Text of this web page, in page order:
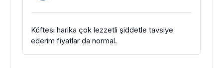
Köftesi harika çok lezzetli şiddetle tavsiye
ederim fiyatlar da normal.